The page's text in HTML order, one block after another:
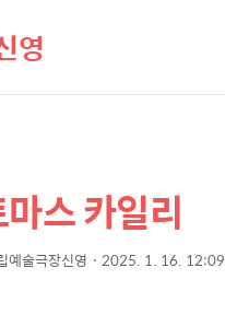
영
스 카일리
예술극장신영 2025. 1. 16. 12:09